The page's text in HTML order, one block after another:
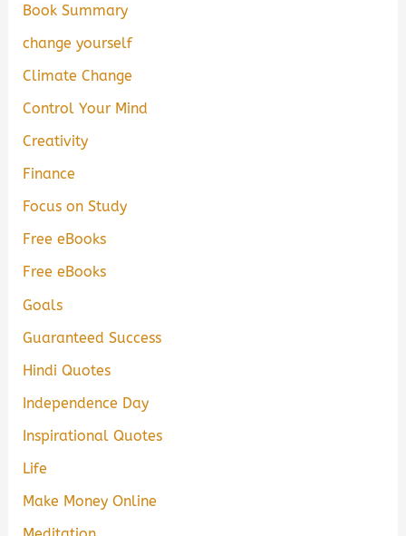
Book Summary
change yourself
Climate Change
Control Your Mind
Creativity
Finance
Focus on Study
Free eBooks
Free eBooks
Goals
Guaranteed Success
Hindi Quotes
Independence Day
Inspirational Quotes
Life
Make Money Online